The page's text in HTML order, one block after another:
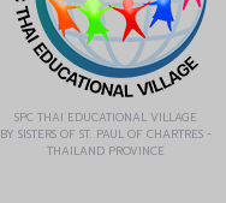
SPC THAI EDUCATIONAL VILLAGE
BY SISTERS OF ST. PAUL OF CHARTRES -
THAILAND PROVINCE